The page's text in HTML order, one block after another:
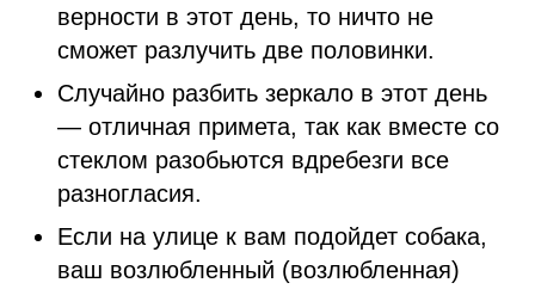
верности в этот день, то ничто не
сможет разлучить две половинки.
Случайно разбить зеркало в этот день
— отличная примета, так как вместе со
стеклом разобьются вдребезги все
разногласия.
Если на улице к вам подойдет собака,
ваш возлюбленный (возлюбленная)